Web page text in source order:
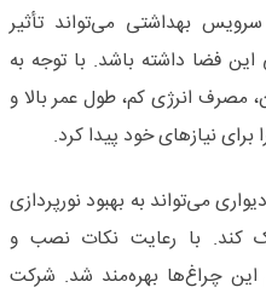
بهداشتی می‌تواند تأثیر
این فضا داشته باشد. با توجه به
انرژی کم، طول عمر بالا و
برای نیازهای خود پیدا کرد.
می‌تواند به بهبود نورپردازی
کند. با رعایت نکات نصب و
این چراغ‌ها بهره‌مند شد. شرکت